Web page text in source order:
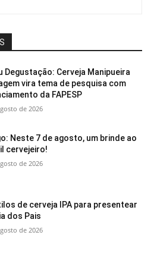
Degustação: Cerveja Manipueira
vira tema de pesquisa com
da FAPESP
de 2026
Neste 7 de agosto, um brinde ao
cervejeiro!
de 2026
de cerveja IPA para presentear
dos Pais
de 2026